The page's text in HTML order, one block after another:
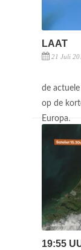
LAAT
21 Juli
de
op de
Europa.
19:55